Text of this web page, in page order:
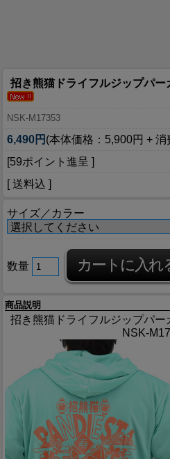
招き熊猫ドライフルジップパ
NSK-M17353
6,490円 (本体価格：5,900円 +
[59ポイント進呈 ]
[ 送料込 ]
サイズ／カラー
数量
商品説明
招き熊猫ドライフルジップパ
NSK-